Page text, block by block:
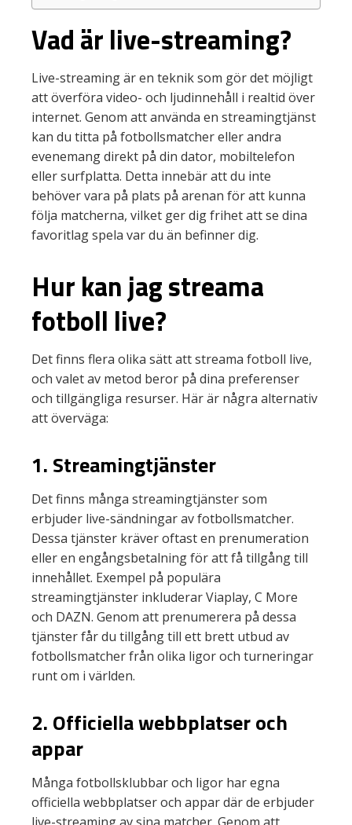
Vad är live-streaming?
Live-streaming är en teknik som gör det möjligt
att överföra video- och ljudinnehåll i realtid över
internet. Genom att använda en streamingtjänst
kan du titta på fotbollsmatcher eller andra
evenemang direkt på din dator, mobiltelefon
eller surfplatta. Detta innebär att du inte
behöver vara på plats på arenan för att kunna
följa matcherna, vilket ger dig frihet att se dina
favoritlag spela var du än befinner dig.
Hur kan jag streama
fotboll live?
Det finns flera olika sätt att streama fotboll live,
och valet av metod beror på dina preferenser
och tillgängliga resurser. Här är några alternativ
att överväga:
1. Streamingtjänster
Det finns många streamingtjänster som
erbjuder live-sändningar av fotbollsmatcher.
Dessa tjänster kräver oftast en prenumeration
eller en engångsbetalning för att få tillgång till
innehållet. Exempel på populära
streamingtjänster inkluderar Viaplay, C More
och DAZN. Genom att prenumerera på dessa
tjänster får du tillgång till ett brett utbud av
fotbollsmatcher från olika ligor och turneringar
runt om i världen.
2. Officiella webbplatser och
appar
Många fotbollsklubbar och ligor har egna
officiella webbplatser och appar där de erbjuder